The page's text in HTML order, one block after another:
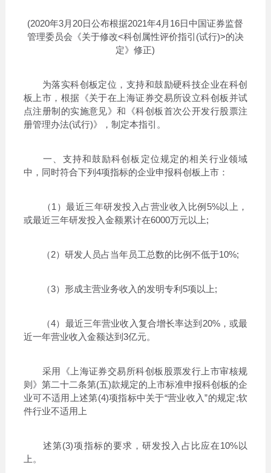
(2020年3月20日公布根据2021年4月16日中国证券监督
管理委员会《关于修改<科创属性评价指引(试行)>的决
定》修正)
为落实科创板定位，支持和鼓励硬科技企业在科创
板上市，根据《关于在上海证券交易所设立科创板并试
点注册制的实施意见》和《科创板首次公开发行股票注
册管理办法(试行)》，制定本指引。
一、支持和鼓励科创板定位规定的相关行业领域
中，同时符合下列4项指标的企业申报科创板上市：
（1）最近三年研发投入占营业收入比例5%以上，
或最近三年研发投入金额累计在6000万元以上;
（2）研发人员占当年员工总数的比例不低于10%;
（3）形成主营业务收入的发明专利5项以上;
（4）最近三年营业收入复合增长率达到20%，或最
近一年营业收入金额达到3亿元。
采用《上海证券交易所科创板股票发行上市审核规
则》第二十二条第(五)款规定的上市标准申报科创板的企
业可不适用上述第(4)项指标中关于“营业收入”的规定;软
件行业不适用上
述第(3)项指标的要求，研发投入占比应在10%以
上。